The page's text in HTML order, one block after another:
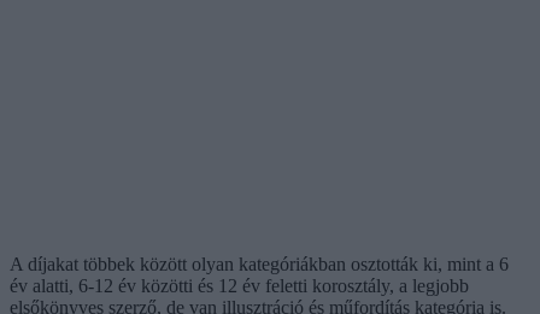
A díjakat többek között olyan kategóriákban osztották ki, mint a 6
év alatti, 6-12 év közötti és 12 év feletti korosztály, a legjobb
elsőkönyves szerző, de van illusztráció és műfordítás kategória is.